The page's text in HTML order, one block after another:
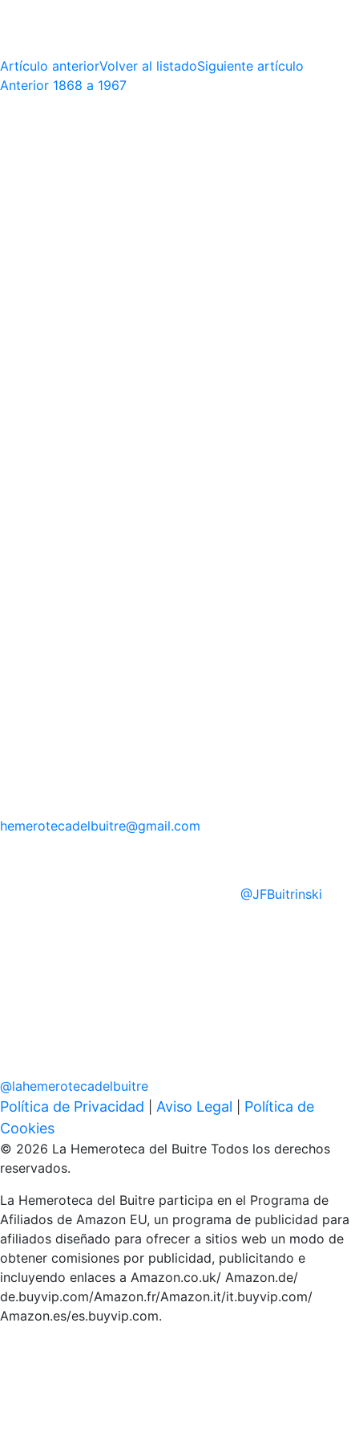
Artículo anteriorVolver al listadoSiguiente artículo
Anterior 1868 a 1967
hemerotecadelbuitre@gmail.com
@JFBuitrinski
@lahemerotecadelbuitre
Política de Privacidad Aviso Legal
Política de
Cookies
© 2026 La Hemeroteca del Buitre Todos los derechos
reservados.
La Hemeroteca del Buitre participa en el Programa de
Afiliados de Amazon EU, un programa de publicidad para
afiliados diseñado para ofrecer a sitios web un modo de
obtener comisiones por publicidad, publicitando e
incluyendo enlaces a Amazon.co.uk/ Amazon.de/
de.buyvip.com/Amazon.fr/Amazon.it/it.buyvip.com/
Amazon.es/es.buyvip.com.